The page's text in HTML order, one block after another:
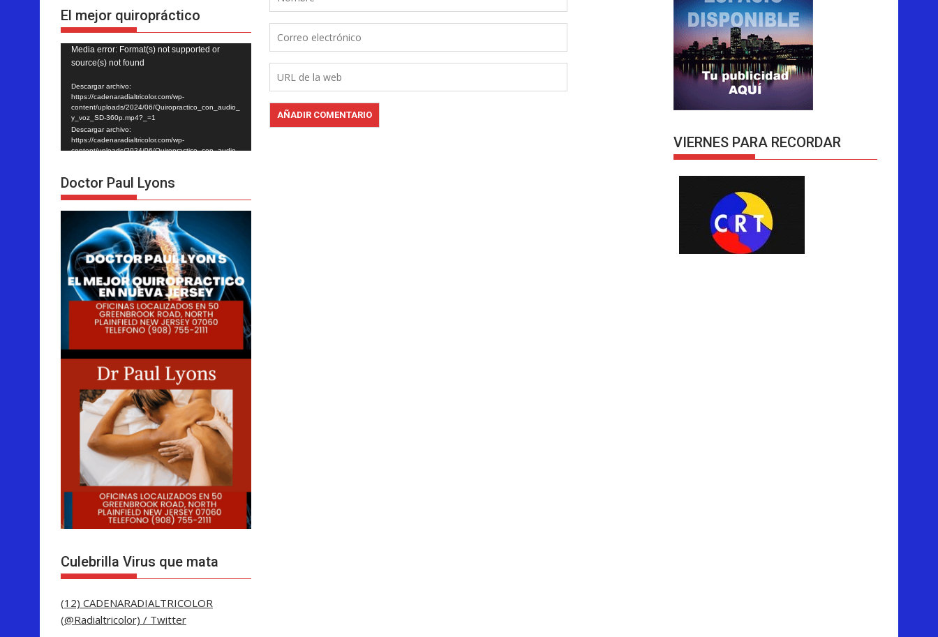
El mejor quiropráctico
Reproductor
de
vídeo
Media error: Format(s) not supported or
source(s) not found
Descargar archivo:
https://cadenaradialtricolor.com/wp-
content/uploads/2024/06/Quiropractico_con_audio_
y_voz_SD-360p.mp4?_=1
Descargar archivo:
https://cadenaradialtricolor.com/wp-
content/uploads/2024/06/Quiropractico_con_audio_
Doctor Paul Lyons
Culebrilla Virus que mata
(12) CADENARADIALTRICOLOR
(@Radialtricolor) / Twitter
VIERNES PARA RECORDAR